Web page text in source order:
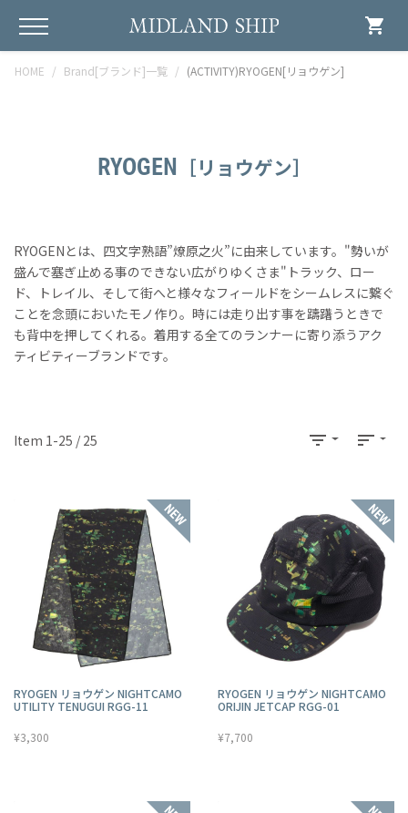
shopping_cart
HOME Brand[ブランド]一覧 (ACTIVITY)RYOGEN[リョウゲン]
RYOGEN ［リョウゲン］
RYOGENとは、四文字熟語”燎原之火”に由来しています。"勢いが
盛んで塞ぎ止める事のできない広がりゆくさま"トラック、ロー
ド、トレイル、そして街へと様々なフィールドをシームレスに繋ぐ
ことを念頭においたモノ作り。時には走り出す事を躊躇うときで
も背中を押してくれる。着用する全てのランナーに寄り添うアク
ティビティーブランドです。
Item 1-25 / 25 filter_list sort
RYOGEN リョウゲン NIGHTCAMO
UTILITY TENUGUI RGG-11
¥3,300
RYOGEN リョウゲン NIGHTCAMO
ORIJIN JETCAP RGG-01
¥7,700